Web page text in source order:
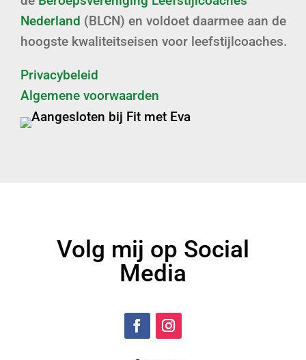
Nederland (BLCN) en voldoet daarmee aan de
hoogste kwaliteitseisen voor leefstijlcoaches.
Privacybeleid
Algemene voorwaarden
Volg mij op Social
Media